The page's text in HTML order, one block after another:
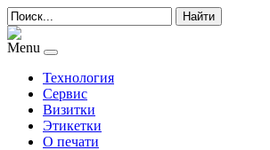
Найти
Menu
Технология
Сервис
Визитки
Этикетки
О печати